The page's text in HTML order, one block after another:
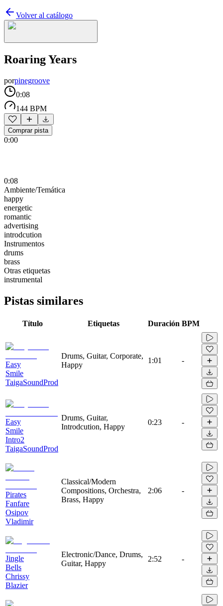
Volver al catálogo
Roaring Years
porpinegroove
0:08
144 BPM
Comprar pista
0:00
0:08
Ambiente/Temática
happy
energetic
romantic
advertising
introdcution
Instrumentos
drums
brass
Otras etiquetas
instrumental
Pistas similares
Título Etiquetas Duración BPM
Easy
Smile
TaigaSoundProd
Drums, Guitar, Corporate,
Happy
1:01 -
Easy
Smile
Intro2
TaigaSoundProd
Drums, Guitar,
Introdcution, Happy
0:23 -
Pirates
Fanfare
Osipov
Vladimir
Classical/Modern
Compositions, Orchestra,
Brass, Happy
2:06 -
Jingle
Bells
Chrissy
Blazier
Electronic/Dance, Drums,
Guitar, Happy
2:52 -